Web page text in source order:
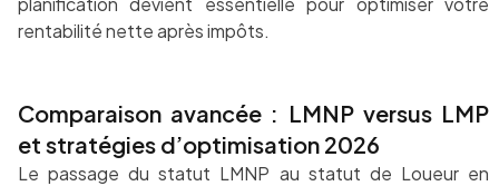
rentabilité nette après impôts.
Comparaison avancée : LMNP versus LMP
et stratégies d’optimisation 2026
Le passage du statut LMNP au statut de Loueur en